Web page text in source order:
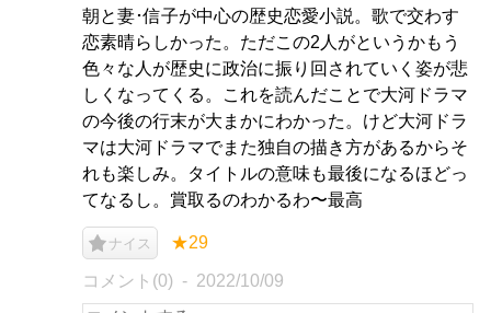
朝と妻･信子が中心の歴史恋愛小説。歌で交わす
恋素晴らしかった。ただこの2人がというかもう
色々な人が歴史に政治に振り回されていく姿が悲
しくなってくる。これを読んだことで大河ドラマ
の今後の行末が大まかにわかった。けど大河ドラ
マは大河ドラマでまた独自の描き方があるからそ
れも楽しみ。タイトルの意味も最後になるほどっ
てなるし。賞取るのわかるわ〜最高
ナイス ★29
コメント(0) 2022/10/09